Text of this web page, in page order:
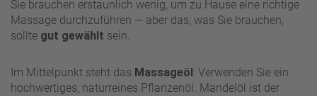
Sie brauchen erstaunlich wenig, um zu Hause eine richtige
Massage durchzuführen — aber das, was Sie brauchen,
sollte gut gewählt sein.
Im Mittelpunkt steht das Massageöl : Verwenden Sie ein
hochwertiges, naturreines Pflanzenöl. Mandelöl ist der